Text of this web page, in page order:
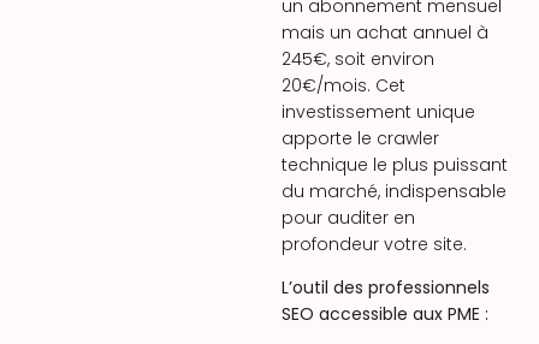
un abonnement mensuel
mais un achat annuel à
245€, soit environ
20€/mois. Cet
investissement unique
apporte le crawler
technique le plus puissant
du marché, indispensable
pour auditer en
profondeur votre site.
L’outil des professionnels
SEO accessible aux PME :